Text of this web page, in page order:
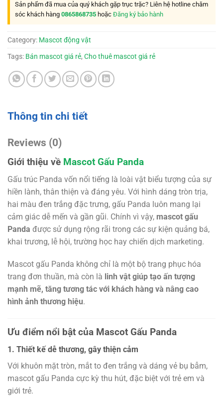
Sản phẩm đã mua của quý khách gặp trục trặc? Liên hệ hotline chăm
sóc khách hàng 0865868735 hoặc Đăng ký bảo hành
Category: Mascot động vật
Tags: Bán mascot giá rẻ, Cho thuê mascot giá rẻ
Thông tin chi tiết
Reviews (0)
Giới thiệu về Mascot Gấu Panda
Gấu trúc Panda vốn nổi tiếng là loài vật biểu tượng của sự
hiền lành, thân thiện và đáng yêu. Với hình dáng tròn trịa,
hai màu đen trắng đặc trưng, gấu Panda luôn mang lại
cảm giác dễ mến và gần gũi. Chính vì vậy, mascot gấu
Panda được sử dụng rộng rãi trong các sự kiện quảng bá,
khai trương, lễ hội, trường học hay chiến dịch marketing.
Mascot gấu Panda không chỉ là một bộ trang phục hóa
trang đơn thuần, mà còn là linh vật giúp tạo ấn tượng
mạnh mẽ, tăng tương tác với khách hàng và nâng cao
hình ảnh thương hiệu.
Ưu điểm nổi bật của Mascot Gấu Panda
1. Thiết kế dễ thương, gây thiện cảm
Với khuôn mặt tròn, mắt to đen trắng và dáng vẻ bụ bẫm,
mascot gấu Panda cực kỳ thu hút, đặc biệt với trẻ em và
giới trẻ.